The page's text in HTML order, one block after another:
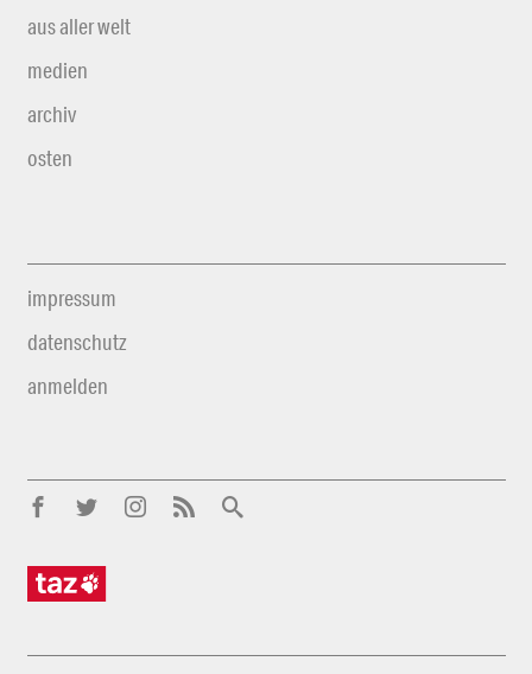
aus aller welt
medien
archiv
osten
impressum
datenschutz
anmelden